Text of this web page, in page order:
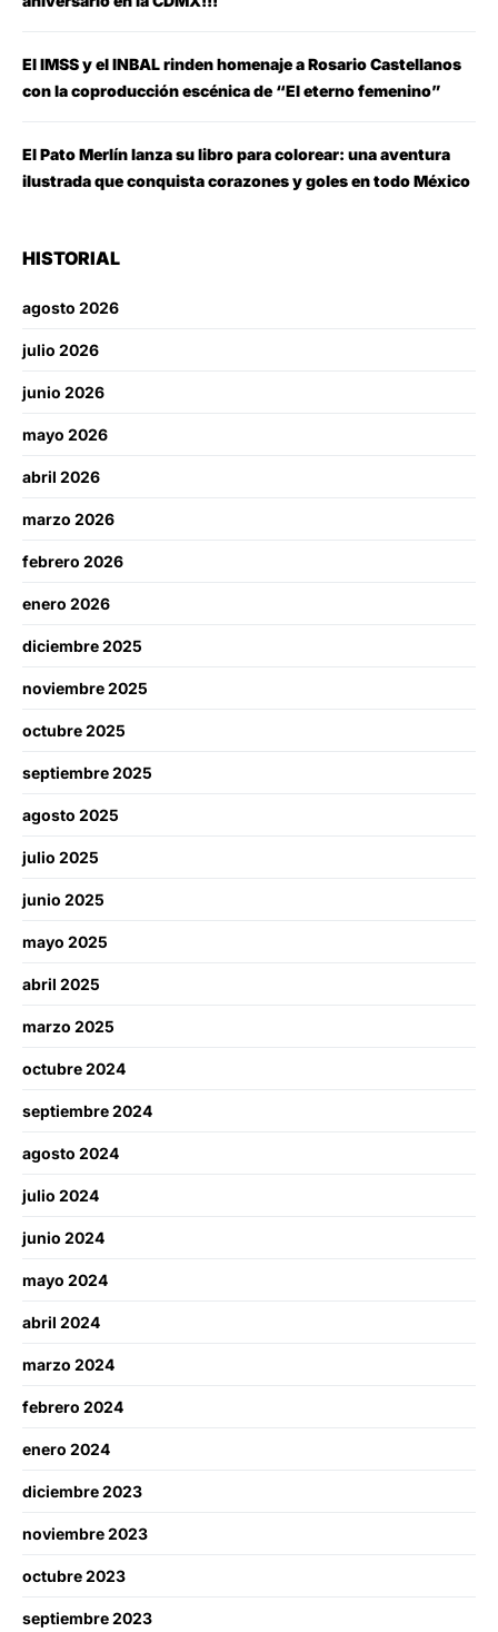
El IMSS y el INBAL rinden homenaje a Rosario Castellanos
con la coproducción escénica de “El eterno femenino”
El Pato Merlín lanza su libro para colorear: una aventura
ilustrada que conquista corazones y goles en todo México
HISTORIAL
agosto 2026
julio 2026
junio 2026
mayo 2026
abril 2026
marzo 2026
febrero 2026
enero 2026
diciembre 2025
noviembre 2025
octubre 2025
septiembre 2025
agosto 2025
julio 2025
junio 2025
mayo 2025
abril 2025
marzo 2025
octubre 2024
septiembre 2024
agosto 2024
julio 2024
junio 2024
mayo 2024
abril 2024
marzo 2024
febrero 2024
enero 2024
diciembre 2023
noviembre 2023
octubre 2023
septiembre 2023